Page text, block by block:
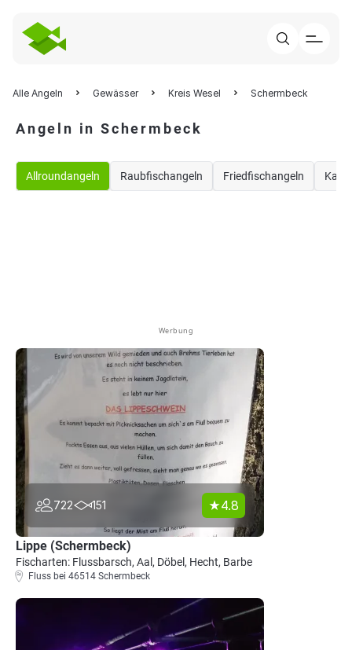
Alle Angeln Gewässer Kreis Wesel Schermbeck
Angeln in Schermbeck
Allroundangeln Raubfischangeln Friedfischangeln
Werbung
722 151 4.8
Lippe (Schermbeck)
Fischarten: Flussbarsch, Aal, Döbel, Hecht, Barbe
Fluss bei 46514 Schermbeck